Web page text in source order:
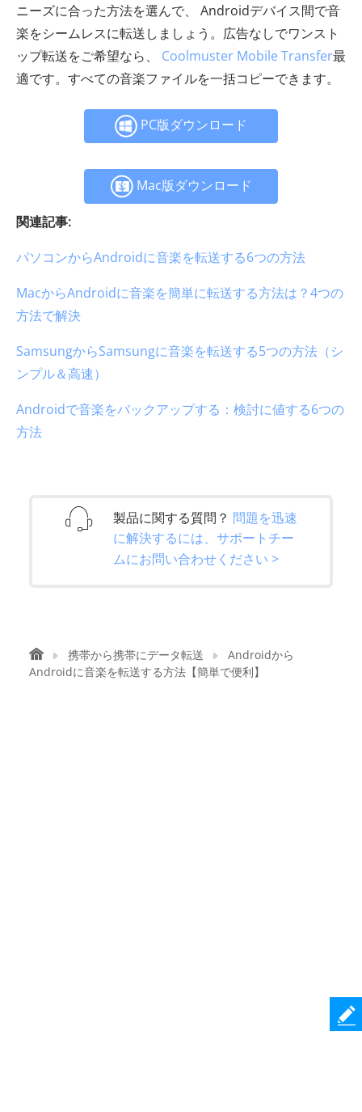
ニーズに合った方法を選んで、 Androidデバイス間で音
楽をシームレスに転送しましょう。広告なしでワンスト
ップ転送をご希望なら、 Coolmuster Mobile Transfer最
適です。すべての音楽ファイルを一括コピーできます。
PC版ダウンロード
Mac版ダウンロード
関連記事:
パソコンからAndroidに音楽を転送する6つの方法
MacからAndroidに音楽を簡単に転送する方法は？4つの
方法で解決
SamsungからSamsungに音楽を転送する5つの方法（シ
ンプル＆高速）
Androidで音楽をバックアップする：検討に値する6つの
方法
製品に関する質問？ 問題を迅速
に解決するには、サポートチー
ムにお問い合わせください >
携帯から携帯にデータ転送
Androidから
Androidに音楽を転送する方法【簡単で便利】